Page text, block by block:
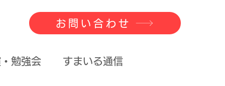
お問い合わせ
勉強会 すまいる通信